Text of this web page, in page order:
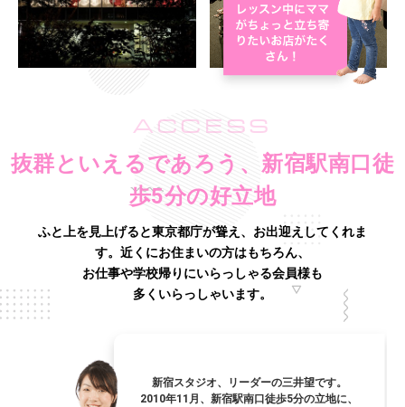
ACCESS
抜群といえるであろう、新宿駅南口徒
歩5分の好立地
ふと上を見上げると東京都庁が聳え、お出迎えしてくれま
す。近くにお住まいの方はもちろん、
お仕事や学校帰りにいらっしゃる会員様も
多くいらっしゃいます。
新宿スタジオ、リーダーの三井望です。
2010年11月、新宿駅南口徒歩5分の立地に、